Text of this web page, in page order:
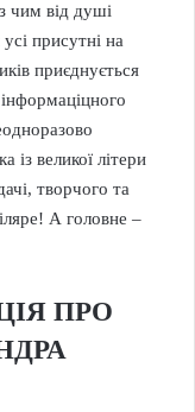
чим від душі
присутні на
приєднується
великої літери
творчого та
А головне –
ПРО